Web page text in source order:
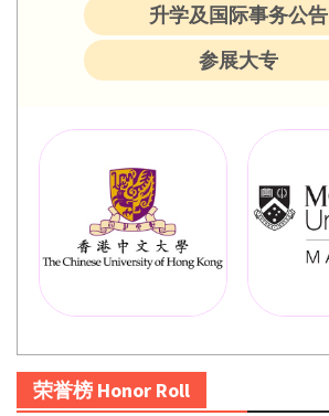
升学及国际事务公告
参展大专
荣誉榜 Honor Roll